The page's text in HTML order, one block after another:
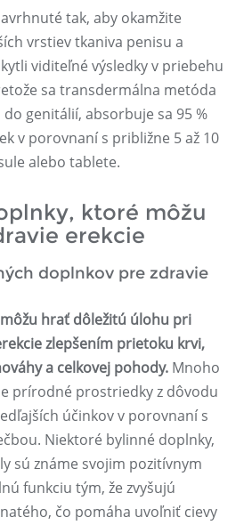
tak, aby okamžite
vrstiev tkaniva penisu a
viditeľné výsledky v priebehu
sa transdermálna metóda
genitálií, absorbuje sa 95 %
v porovnaní s približne 5 až 10
alebo tablete.
ktoré môžu
erekcie
doplnkov pre zdravie
hrať dôležitú úlohu pri
zlepšením prietoku krvi,
a celkovej pohody. Mnoho
prírodné prostriedky z dôvodu
účinkov v porovnaní s
Niektoré bylinné doplnky,
sú známe svojim pozitívnym
funkciu tým, že zvyšujú
čo pomáha uvoľniť cievy